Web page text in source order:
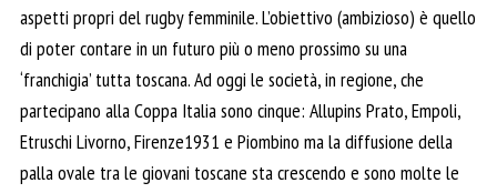
aspetti propri del rugby femminile. L’obiettivo (ambizioso) è quello
di poter contare in un futuro più o meno prossimo su una
‘franchigia’ tutta toscana. Ad oggi le società, in regione, che
partecipano alla Coppa Italia sono cinque: Allupins Prato, Empoli,
Etruschi Livorno, Firenze1931 e Piombino ma la diffusione della
palla ovale tra le giovani toscane sta crescendo e sono molte le